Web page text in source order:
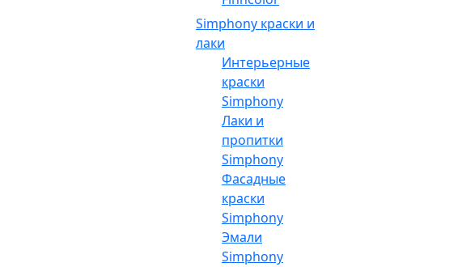
Simphony краски и
лаки
Интерьерные
краски
Simphony
Лаки и
пропитки
Simphony
Фасадные
краски
Simphony
Эмали
Simphony